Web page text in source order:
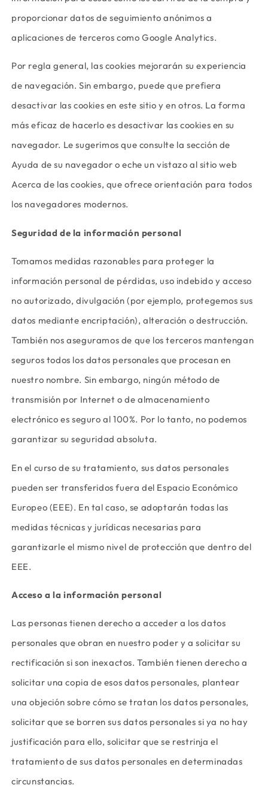
proporcionar datos de seguimiento anónimos a
aplicaciones de terceros como Google Analytics.
Por regla general, las cookies mejorarán su experiencia
de navegación. Sin embargo, puede que prefiera
desactivar las cookies en este sitio y en otros. La forma
más eficaz de hacerlo es desactivar las cookies en su
navegador. Le sugerimos que consulte la sección de
Ayuda de su navegador o eche un vistazo al sitio web
Acerca de las cookies, que ofrece orientación para todos
los navegadores modernos.
Seguridad de la información personal
Tomamos medidas razonables para proteger la
información personal de pérdidas, uso indebido y acceso
no autorizado, divulgación (por ejemplo, protegemos sus
datos mediante encriptación), alteración o destrucción.
También nos aseguramos de que los terceros mantengan
seguros todos los datos personales que procesan en
nuestro nombre. Sin embargo, ningún método de
transmisión por Internet o de almacenamiento
electrónico es seguro al 100%. Por lo tanto, no podemos
garantizar su seguridad absoluta.
En el curso de su tratamiento, sus datos personales
pueden ser transferidos fuera del Espacio Económico
Europeo (EEE). En tal caso, se adoptarán todas las
medidas técnicas y jurídicas necesarias para
garantizarle el mismo nivel de protección que dentro del
EEE.
Acceso a la información personal
Las personas tienen derecho a acceder a los datos
personales que obran en nuestro poder y a solicitar su
rectificación si son inexactos. También tienen derecho a
solicitar una copia de esos datos personales, plantear
una objeción sobre cómo se tratan los datos personales,
solicitar que se borren sus datos personales si ya no hay
justificación para ello, solicitar que se restrinja el
tratamiento de sus datos personales en determinadas
circunstancias.